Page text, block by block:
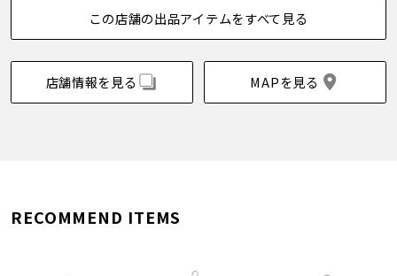
この店舗の出品アイテムをすべて見る
店舗情報を見る MAPを見る
RECOMMEND ITEMS